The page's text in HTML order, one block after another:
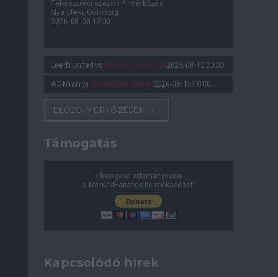
Felkészülési szezon 4. mérkőzés
Nya Ullevi, Göteborg
2026-08-08 17:00
Leeds United vs Manchester United 2026-08-12 20:30
AC Milan vs Manchester United 2026-08-15 18:00
ELŐZŐ MÉRKŐZÉSEK
Támogatás
Támogasd adományoddal
a ManUtdFanatics.hu működését!
Kapcsolódó hírek